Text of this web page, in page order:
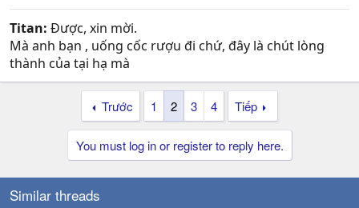
Titan: Được, xin mời.
Mà anh bạn , uống cốc rượu đi chứ, đây là chút lòng
thành của tại hạ mà
Trước 1 2 3 4 Tiếp
You must log in or register to reply here.
Similar threads